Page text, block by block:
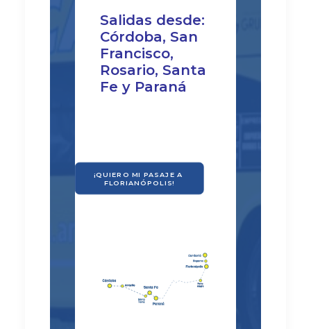
Salidas desde:
Córdoba, San
Francisco,
Rosario, Santa
Fe y Paraná
¡QUIERO MI PASAJE A
FLORIANÓPOLIS!